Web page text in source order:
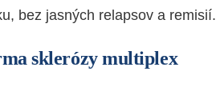
bez jasných relapsov a remisií.
sklerózy multiplex